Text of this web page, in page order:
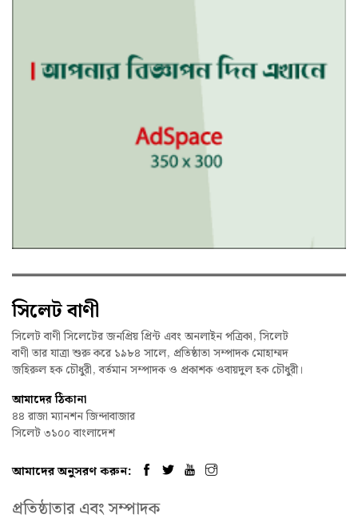
সিলেট বাণী
সিলেট বাণী সিলেটের জনপ্রিয় প্রিন্ট এবং অনলাইন পত্রিকা, সিলেট
বাণী তার যাত্রা শুরু করে ১৯৮৪ সালে, প্রতিষ্ঠাতা সম্পাদক মোহাম্মদ
জহিরুল হক চৌধুরী, বর্তমান সম্পাদক ও প্রকাশক ওবায়দুল হক চৌধুরী।
আমাদের ঠিকানা
৪৪ রাজা ম্যানশন জিন্দাবাজার
সিলেট ৩১০০ বাংলাদেশ
আমাদের অনুসরণ করুন:
প্রতিষ্ঠাতার এবং সম্পাদক